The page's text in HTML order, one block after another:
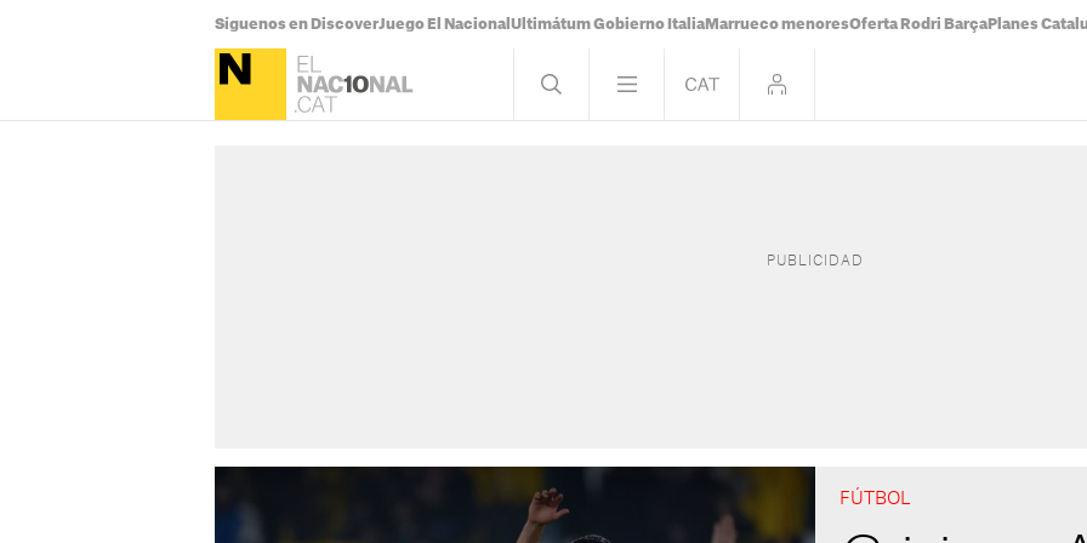
Síguenos en DiscoverJuego El Nacional Ultimátum Gobierno Italia Marrueco menoresOferta Rodri Barça Planes
FÚTBOL